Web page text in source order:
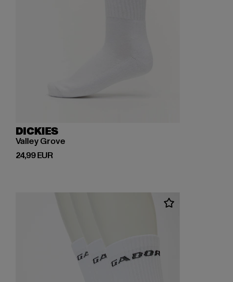
DICKIES
Valley Grove
24,99 EUR
Prix courant: 24,99 EUR